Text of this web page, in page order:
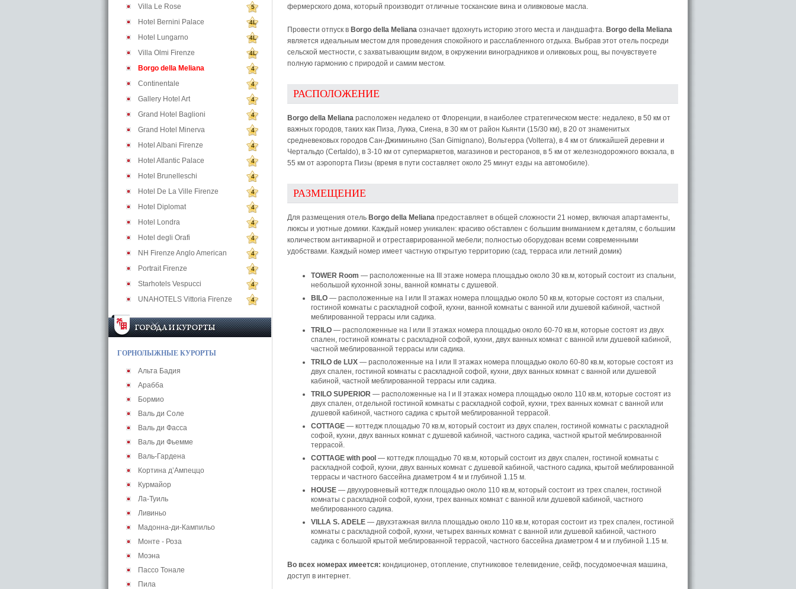
Villa Le Rose 5
Hotel Bernini Palace 4L
Hotel Lungarno 4L
Villa Olmi Firenze 4L
Borgo della Meliana 4
Continentale 4
Gallery Hotel Art 4
Grand Hotel Baglioni 4
Grand Hotel Minerva 4
Hotel Albani Firenze 4
Hotel Atlantic Palace 4
Hotel Brunelleschi 4
Hotel De La Ville Firenze 4
Hotel Diplomat 4
Hotel Londra 4
Hotel degli Orafi 4
NH Firenze Anglo American 4
Portrait Firenze 4
Starhotels Vespucci 4
UNAHOTELS Vittoria Firenze 4
ГОРНОЛЫЖНЫЕ КУРОРТЫ
Альта Бадия
Арабба
Бормио
Валь ди Соле
Валь ди Фасса
Валь ди Фьемме
Валь-Гардена
Кортина д’Ампеццо
Курмайор
Ла-Туиль
Ливиньо
Мадонна-ди-Кампильо
Монте - Роза
Моэна
Пассо Тонале
Пила
фермерского дома, который производит отличные тосканские вина и оливковоые масла.
Провести отпуск в Borgo della Meliana означает вдохнуть историю этого места и ландшафта. Borgo della Meliana
является идеальным местом для проведения спокойного и расслабленного отдыха. Выбрав этот отель посреди
сельской местности, с захватывающим видом, в окружении виноградников и оливковых рощ, вы почувствуете
полную гармонию с природой и самим местом.
РАСПОЛОЖЕНИЕ
Borgo della Meliana расположен недалеко от Флоренции, в наиболее стратегическом месте: недалеко, в 50 км от
важных городов, таких как Пиза, Лукка, Сиена, в 30 км от район Кьянти (15/30 км), в 20 от знаменитых
средневековых городов Сан-Джиминьяно (San Gimignano), Вольтерра (Volterra), в 4 км от ближайшей деревни и
Чертальдо (Certaldo), в 3-10 км от супермаркетов, магазинов и ресторанов, в 5 км от железнодорожного вокзала, в
55 км от аэропорта Пизы (время в пути составляет около 25 минут езды на автомобиле).
РАЗМЕЩЕНИЕ
Для размещения отель Borgo della Meliana предоставляет в общей сложности 21 номер, включая апартаменты,
люксы и уютные домики. Каждый номер уникален: красиво обставлен с большим вниманием к деталям, с большим
количеством антикварной и отреставрированной мебели; полностью оборудован всеми современными
удобствами. Каждый номер имеет частную открытую территорию (сад, терраса или летний домик)
TOWER Room — расположенныe на III этаже номерa площадью около 30 кв.м, который состоит из спальни,
небольшой кухонной зоны, ванной комнаты с душевой.
BILO — расположенные на I или II этажах номера площадью около 50 кв.м, которые состоят из спальни,
гостиной комнаты с раскладной софой, кухни, ванной комнаты с ванной или душевой кабиной, частной
меблированной террасы или садика.
TRILO — расположенные на I или II этажах номера площадью около 60-70 кв.м, которые состоят из двух
спален, гостиной комнаты с раскладной софой, кухни, двух ванных комнат с ванной или душевой кабиной,
частной меблированной террасы или садика.
TRILO de LUX — расположенные на I или II этажах номера площадью около 60-80 кв.м, которые состоят из
двух спален, гостиной комнаты с раскладной софой, кухни, двух ванных комнат с ванной или душевой
кабиной, частной меблированной террасы или садика.
TRILO SUPERIOR — расположенные на I и II этажах номера площадью около 110 кв.м, которые состоят из
двух спален, отдельной гостиной комнаты с раскладной софой, кухни, трех ванных комнат с ванной или
душевой кабиной, частного садика с крытой меблированной террасой.
COTTAGE — коттедж площадью 70 кв.м, который состоит из двух спален, гостиной комнаты с раскладной
софой, кухни, двух ванных комнат с душевой кабиной, частного садика, частной крытой меблированной
террасой.
COTTAGE with pool — коттедж площадью 70 кв.м, который состоит из двух спален, гостиной комнаты с
раскладной софой, кухни, двух ванных комнат с душевой кабиной, частного садика, крытой меблированной
террасы и частного бассейна диаметром 4 м и глубиной 1.15 м.
HOUSE — двухуровневый коттедж площадью около 110 кв.м, который состоит из трех спален, гостиной
комнаты с раскладной софой, кухни, трех ванных комнат с ванной или душевой кабиной, частного
меблированного садика.
VILLA S. ADELE — двухэтажная вилла площадью около 110 кв.м, которая состоит из трех спален, гостиной
комнаты с раскладной софой, кухни, четырех ванных комнат с ванной или душевой кабиной, частного
садика с большой крытой меблированной террасой, частного бассейна диаметром 4 м и глубиной 1.15 м.
Во всех номерах имеется: кондиционер, отопление, спутниковое телевидение, сейф, посудомоечная машина,
доступ в интернет.